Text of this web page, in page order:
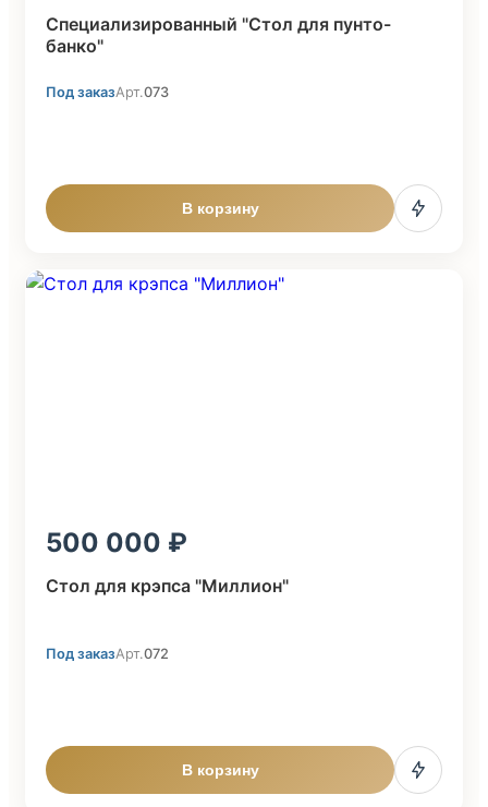
Специализированный "Стол для пунто-
банко"
Под заказАрт.073
В корзину
500 000
Стол для крэпса "Миллион"
Под заказАрт.072
В корзину